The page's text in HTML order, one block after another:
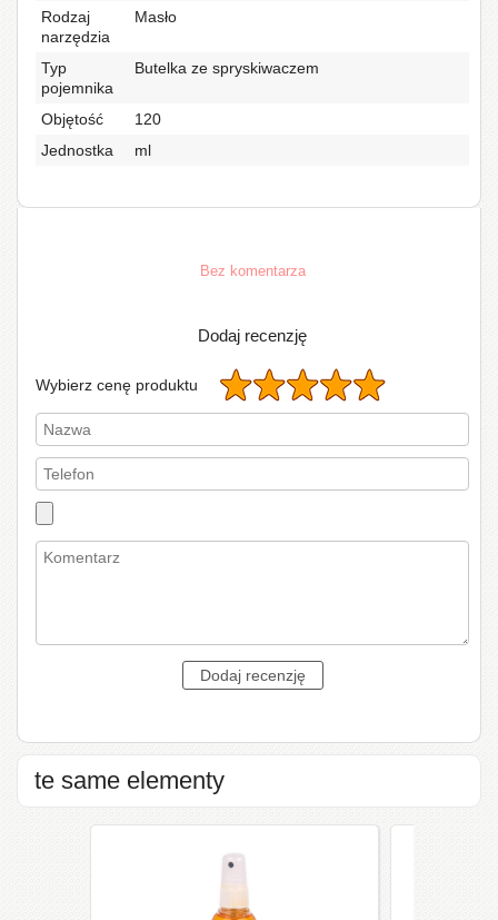
Rodzaj
narzędzia
Masło
Typ
pojemnika
Butelka ze spryskiwaczem
Objętość
120
Jednostka
ml
Bez komentarza
Dodaj recenzję
Wybierz cenę produktu
te same elementy